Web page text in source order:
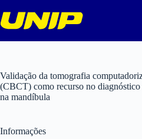
para
o
Validação da tomografia
(CBCT) como recurso no
na mandíbula
Informações